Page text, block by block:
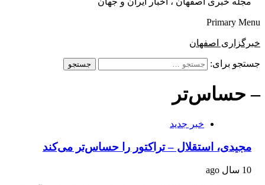
Primary Menu
خبرگزاری اصفهان
جستجو برای:
– حساس‌تر
خبر جدید
مجیدی، استقلال – تراکتور را حساس‌تر می‌کند
10 سال ago